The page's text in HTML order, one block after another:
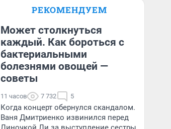
РЕКОМЕНДУЕМ
Может столкнуться
каждый. Как бороться с
бактериальными
болезнями овощей —
советы
11 часов 7 732 5
Когда концерт обернулся скандалом.
Ваня Дмитриенко извинился перед